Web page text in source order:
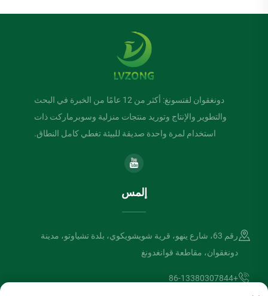
دونغقوان لفتسونغ: أكثر من 12 عامًا من الخبرة في البحث
والتطوير والإنتاج وتوريد منتجات منزلية وسوبرماركت ذات
استخدام لمرة واحدة صديقة للبيئة تغطي كامل النطاق.
إلمس
رقم 63، شارع ينهو، قرية شويشويكوي، بلدة تشياوتو، مدينة
دونغقوان، مقاطعة قوانغدونغ
+86-13380307844